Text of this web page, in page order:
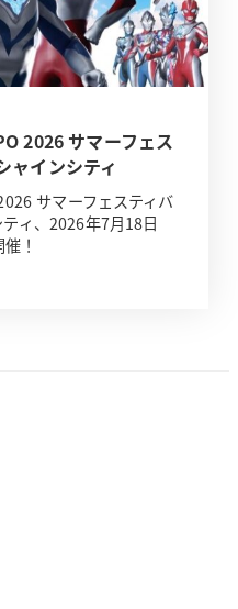
2026 サマーフェス
ャインシティ
サマーフェスティバ
ィ、2026年7月18日
！